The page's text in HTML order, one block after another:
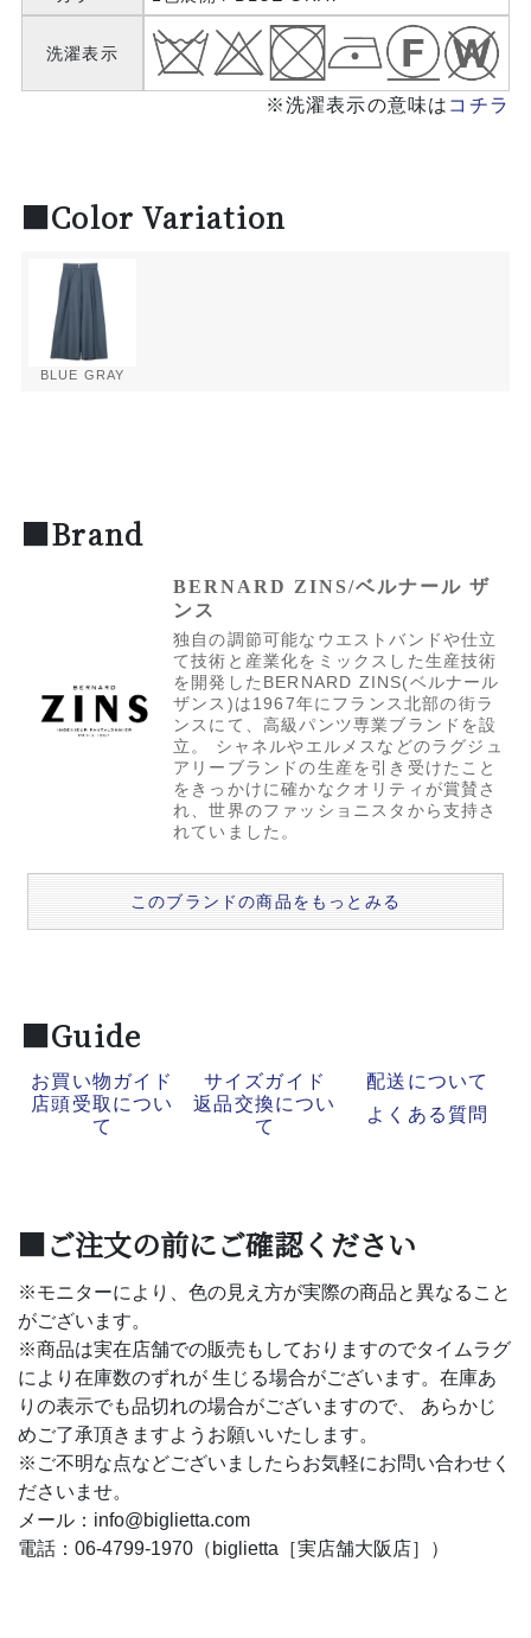
洗濯表示
※洗濯表示の意味は コチラ
■Color Variation
BLUE GRAY
■Brand
BERNARD ZINS/ベルナール ザ
ンス
独自の調節可能なウエストバンドや仕立
て技術と産業化をミックスした生産技術
を開発したBERNARD ZINS(ベルナール
ザンス)は1967年にフランス北部の街ラ
ンスにて、高級パンツ専業ブランドを設
立。 シャネルやエルメスなどのラグジュ
アリーブランドの生産を引き受けたこと
をきっかけに確かなクオリティが賞賛さ
れ、世界のファッショニスタから支持さ
れていました。
このブランドの商品をもっとみる
■Guide
お買い物ガイド サイズガイド
配送について
店頭受取につい
て
返品交換につい
て
よくある質問
■ご注文の前にご確認ください
※モニターにより、色の見え方が実際の商品と異なること
がございます。
※商品は実在店舗での販売もしておりますのでタイムラグ
により在庫数のずれが 生じる場合がございます。在庫あ
りの表示でも品切れの場合がございますので、 あらかじ
めご了承頂きますようお願いいたします。
※ご不明な点などございましたらお気軽にお問い合わせく
ださいませ。
メール：info@biglietta.com
電話：06-4799-1970（biglietta［実店舗大阪店］）